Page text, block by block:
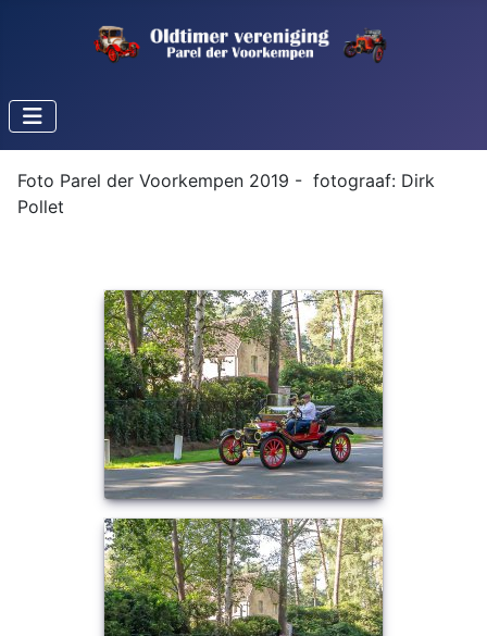
Foto Parel der Voorkempen 2019 - fotograaf: Dirk
Pollet